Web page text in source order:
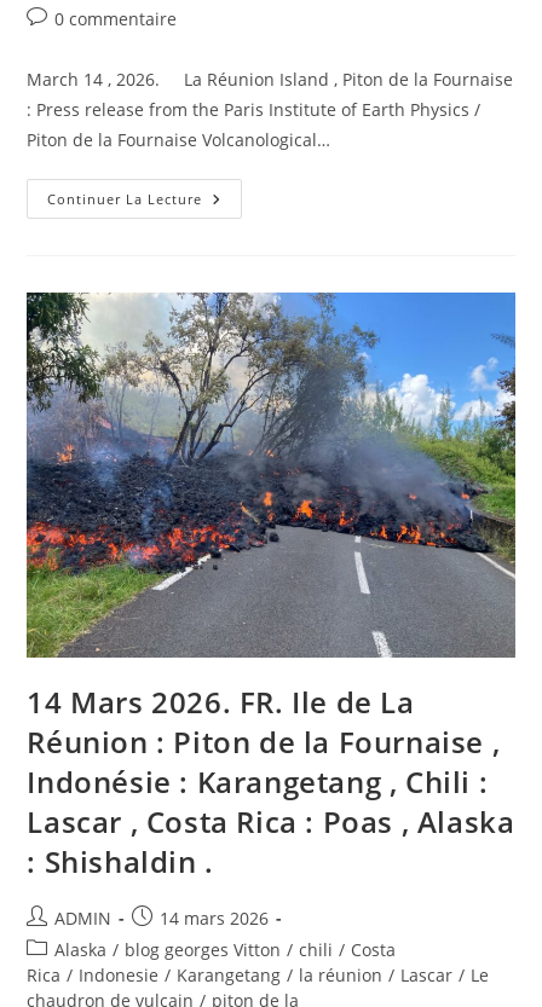
Commentaires
publication :
0 commentaire
March 14 , 2026. La Réunion Island , Piton de la Fournaise
: Press release from the Paris Institute of Earth Physics /
Piton de la Fournaise Volcanological…
Continuer La Lecture March
14,
Island
:
Piton
De
La
Fournaise
,
Indonesia
:
Karangetang
,
Chile
:
Lascar
,
Costa
Rica
:
Poas
,
Alaska
:
14 Mars 2026. FR. Ile de La
Réunion : Piton de la Fournaise ,
Indonésie : Karangetang , Chili :
Lascar , Costa Rica : Poas , Alaska
: Shishaldin .
Auteur/autrice
de
la
publication :
ADMIN
Publication
publiée :
14 mars 2026
Post
category:
Alaska / blog georges Vitton / chili / Costa
Rica / Indonesie / Karangetang / la réunion / Lascar / Le
chaudron de vulcain / piton de la